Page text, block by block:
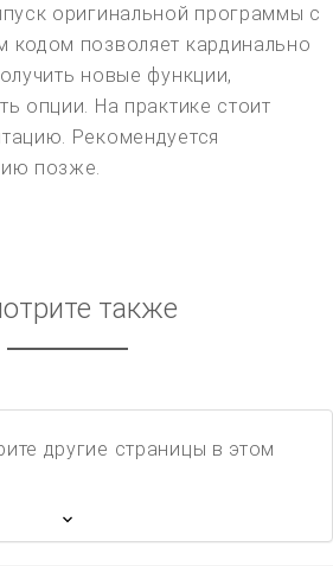
оригинальной программы с
кодом позволяет кардинально
новые функции,
опции. На практике стоит
Рекомендуется
позже.
также
другие страницы в этом